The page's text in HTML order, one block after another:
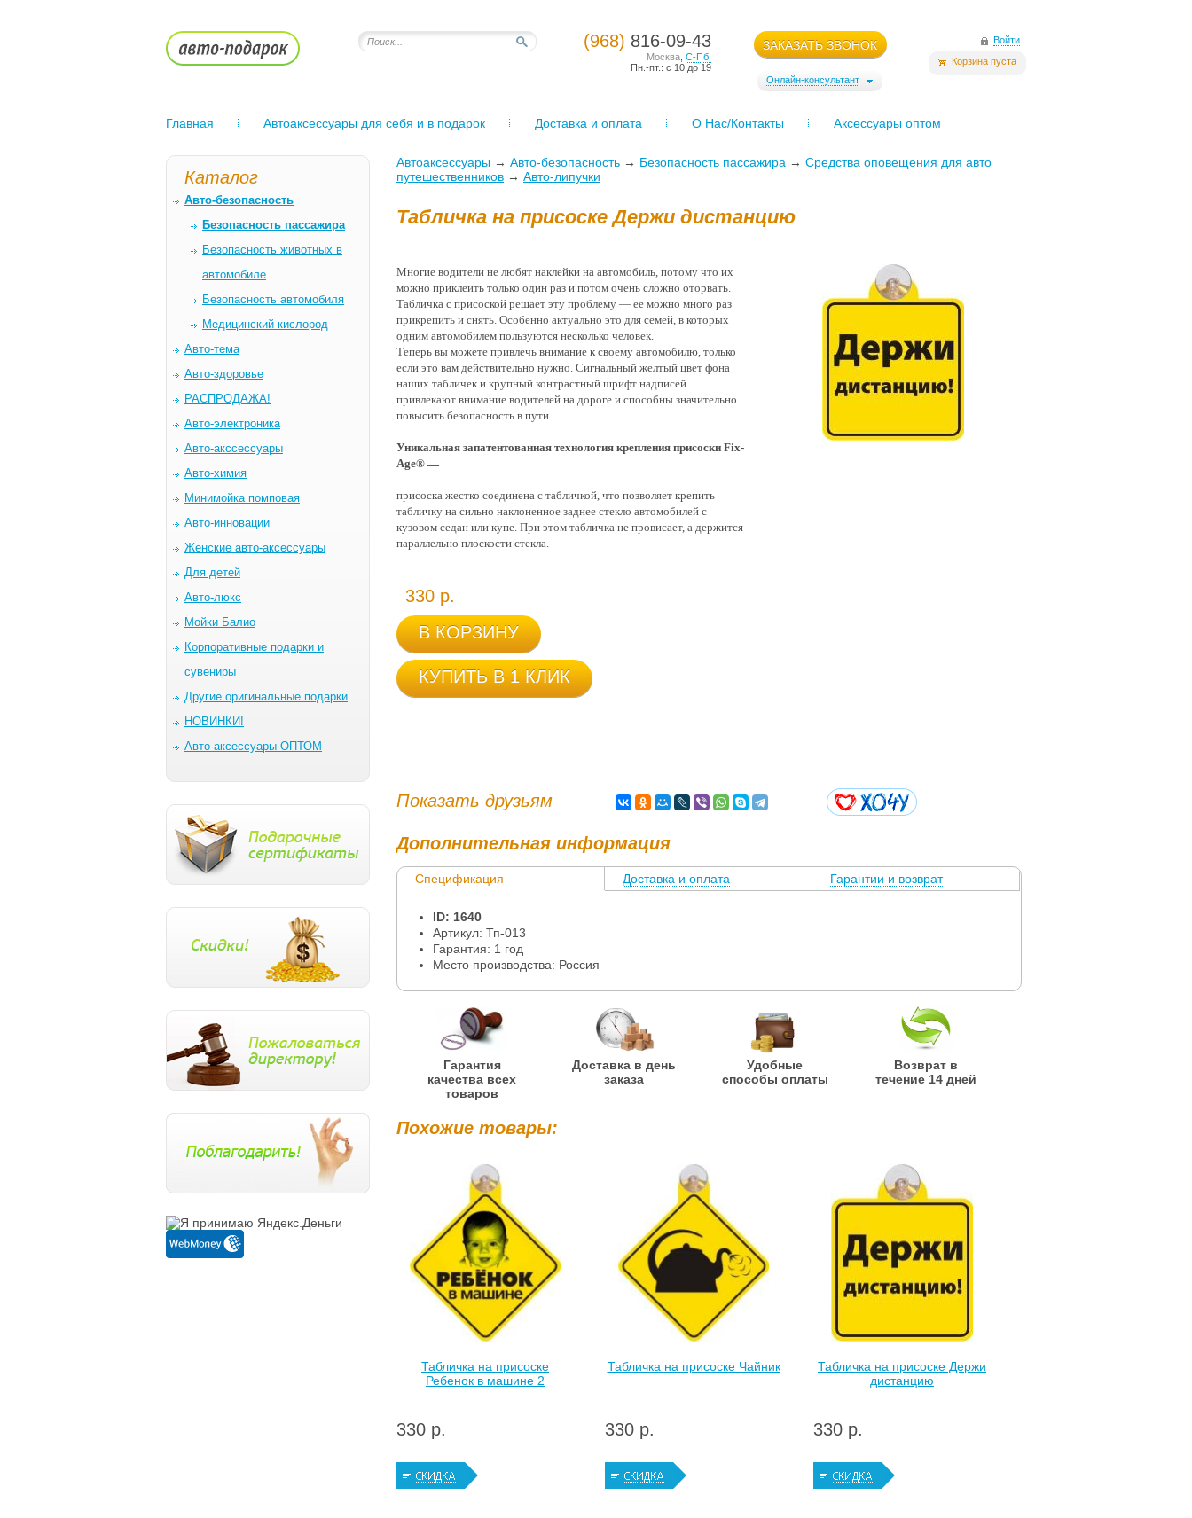
(968) 816-09-43
Москва С-Пб.
Пн.-пт.: с 10 до 19
ЗАКАЗАТЬ ЗВОНОК
Онлайн-консультант
Войти
Корзина пуста
Главная Автоаксессуары для себя и в подарок Доставка и оплата О Нас/Контакты Аксессуары оптом
Каталог
Авто-безопасность
Безопасность пассажира
Безопасность животных в
автомобиле
Безопасность автомобиля
Медицинский кислород
Авто-тема
Авто-здоровье
РАСПРОДАЖА!
Авто-электроника
Авто-акссессуары
Авто-химия
Минимойка помповая
Авто-инновации
Женские авто-аксессуары
Для детей
Авто-люкс
Мойки Балио
Корпоративные подарки и
сувениры
Другие оригинальные подарки
НОВИНКИ!
Авто-аксессуары ОПТОМ
Автоаксессуары → Авто-безопасность → Безопасность пассажира → Средства оповещения для авто
путешественников → Авто-липучки
Табличка на присоске Держи дистанцию
Многие водители не любят наклейки на автомобиль, потому что их
можно приклеить только один раз и потом очень сложно оторвать.
Табличка с присоской решает эту проблему — ее можно много раз
прикрепить и снять. Особенно актуально это для семей, в которых
одним автомобилем пользуются несколько человек.
Теперь вы можете привлечь внимание к своему автомобилю, только
если это вам действительно нужно. Сигнальный желтый цвет фона
наших табличек и крупный контрастный шрифт надписей
привлекают внимание водителей на дороге и способны значительно
повысить безопасность в пути.
Уникальная запатентованная технология крепления присоски Fix-
Age® —
присоска жестко соединена с табличкой, что позволяет крепить
табличку на сильно наклоненное заднее стекло автомобилей с
кузовом седан или купе. При этом табличка не провисает, а держится
параллельно плоскости стекла.
330 р.
В КОРЗИНУ
КУПИТЬ В 1 КЛИК
Показать друзьям
Дополнительная информация
Спецификация Доставка и оплата
Гарантии и возврат
ID: 1640
Артикул: Тп-013
Гарантия: 1 год
Место производства: Россия
Гарантия
качества всех
товаров
Доставка в день
заказа
Удобные
способы оплаты
Возврат в
течение 14 дней
Похожие товары:
Табличка на присоске
Ребенок в машине 2
330 р.
Табличка на присоске Чайник
330 р.
Табличка на присоске Держи
дистанцию
330 р.